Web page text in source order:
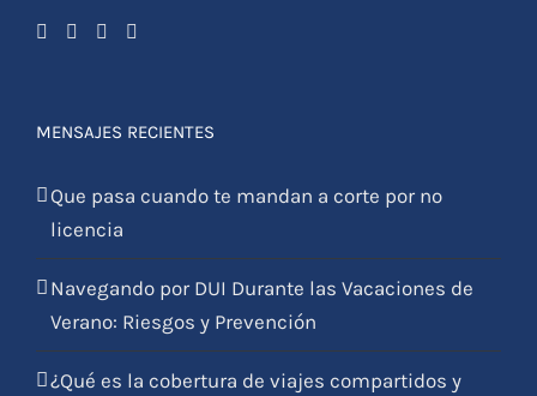
MENSAJES RECIENTES
Que pasa cuando te mandan a corte por no
licencia
Navegando por DUI Durante las Vacaciones de
Verano: Riesgos y Prevención
¿Qué es la cobertura de viajes compartidos y